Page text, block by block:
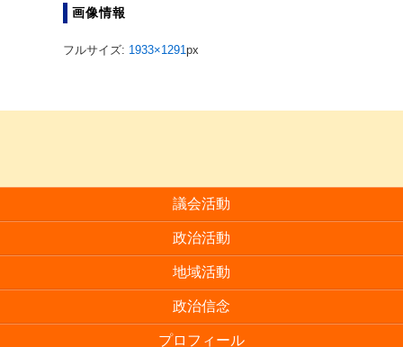
画像情報
フルサイズ: 1933×1291px
議会活動
政治活動
地域活動
政治信念
プロフィール